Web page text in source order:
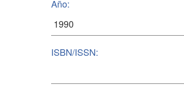
Año:
ISBN/ISSN: